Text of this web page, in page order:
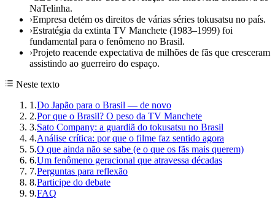
NaTelinha.
›Empresa detém os direitos de várias séries tokusatsu no país.
›Estratégia da extinta TV Manchete (1983–1999) foi
fundamental para o fenômeno no Brasil.
›Projeto reacende expectativa de milhões de fãs que cresceram
assistindo ao guerreiro do espaço.
Neste texto
1 .Do Japão para o Brasil — de novo
2.Por que o Brasil? O peso da TV Manchete
3.Sato Company: a guardiã do tokusatsu no Brasil
4.Análise crítica: por que o filme faz sentido agora
5.O que ainda não se sabe (e o que os fãs mais querem)
6.Um fenômeno geracional que atravessa décadas
7.Perguntas para reflexão
8.Participe do debate
9.FAQ